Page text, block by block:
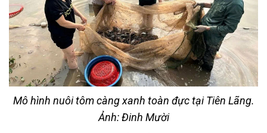
Mô hình nuôi tôm càng xanh toàn đực tại Tiên Lãng.
Ảnh: Đinh Mười